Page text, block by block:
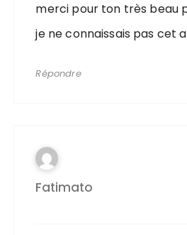
merci pour ton très beau
je ne connaissais pas cet
Répondre
Fatimato